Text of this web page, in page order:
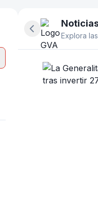
Ocultar panel
Explora